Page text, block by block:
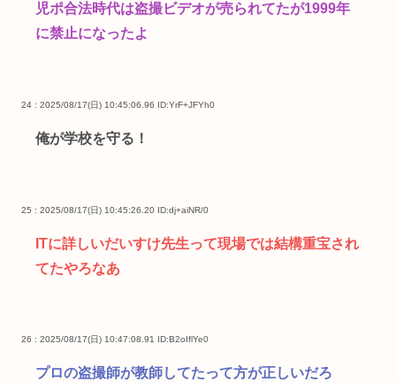
児ポ合法時代は盗撮ビデオが売られてたが1999年
に禁止になったよ
24 : 2025/08/17(日) 10:45:06.96 ID:YrF+JFYh0
俺が学校を守る！
25 : 2025/08/17(日) 10:45:26.20 ID:dj+aiNR/0
ITに詳しいだいすけ先生って現場では結構重宝され
てたやろなあ
26 : 2025/08/17(日) 10:47:08.91 ID:B2oIflYe0
プロの盗撮師が教師してたって方が正しいだろ